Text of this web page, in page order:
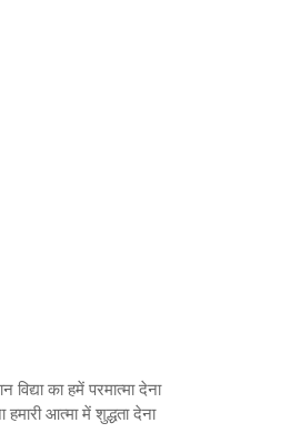
विद्या का हमें परमात्मा देना
हमारी आत्मा में शुद्धता देना